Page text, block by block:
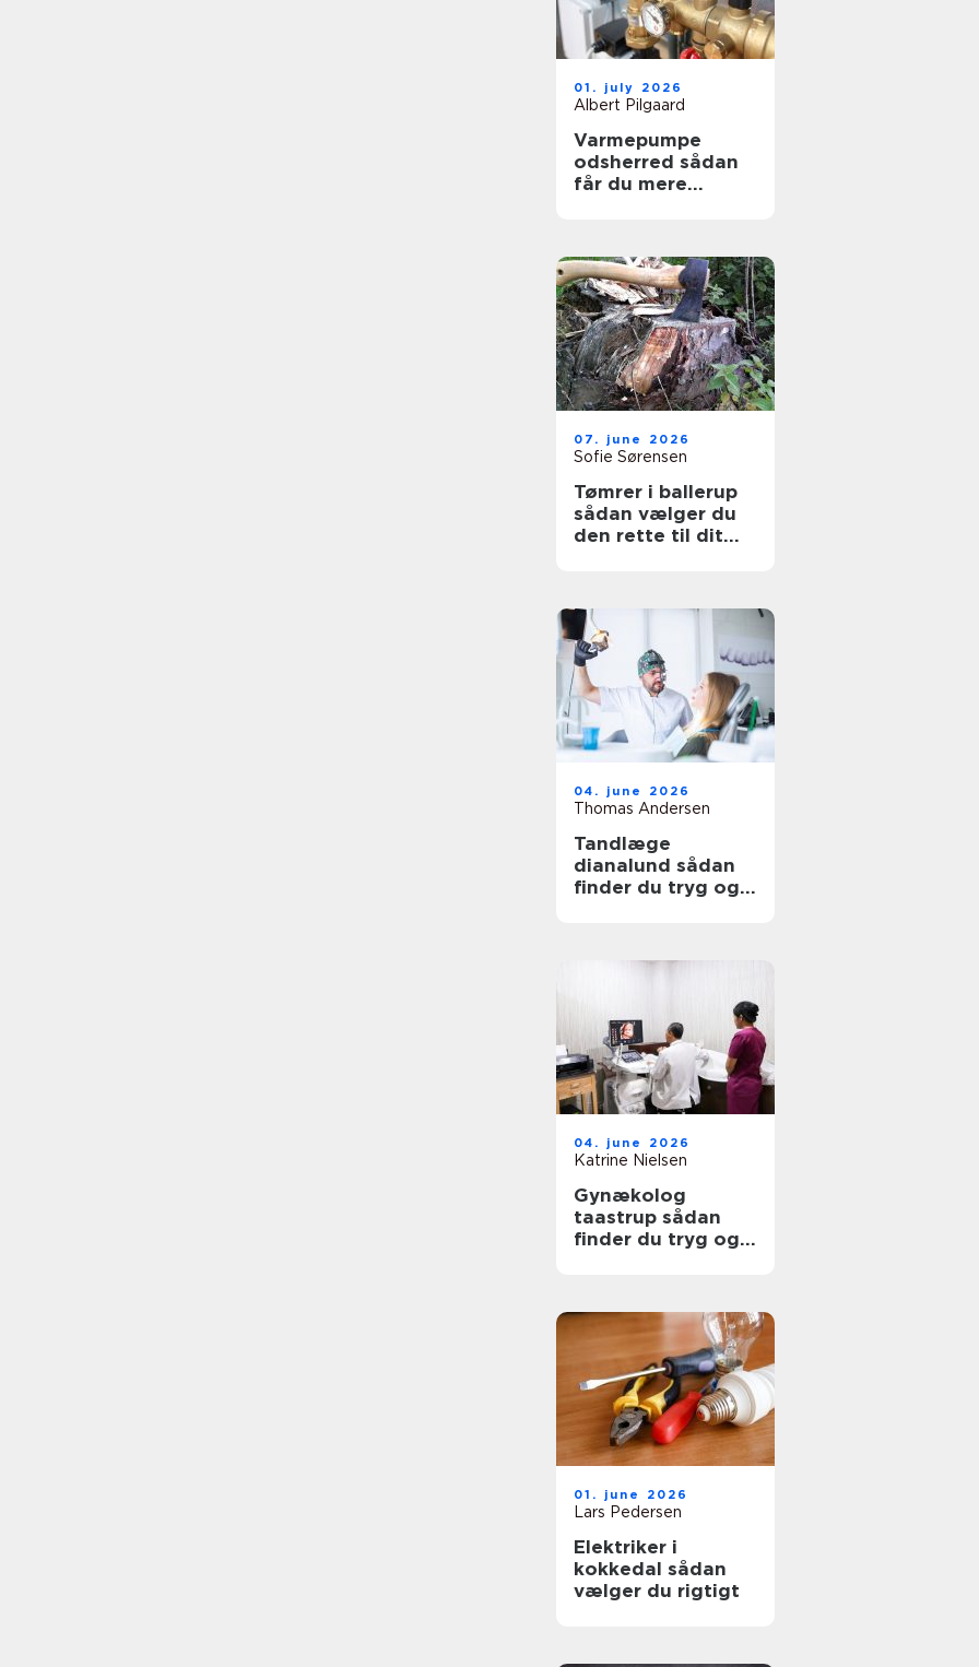
01. july 2026
Albert Pilgaard
Varmepumpe
odsherred sådan
får du mere
07. june 2026
Sofie Sørensen
Tømrer i ballerup
sådan vælger du
den rette til dit
04. june 2026
Thomas Andersen
Tandlæge
dianalund sådan
finder du tryg og
04. june 2026
Katrine Nielsen
Gynækolog
taastrup sådan
finder du tryg og
01. june 2026
Lars Pedersen
Elektriker i
kokkedal sådan
vælger du rigtigt